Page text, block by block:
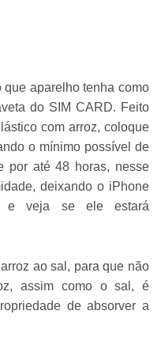
aparelho tenha como
do SIM CARD. Feito
com arroz, coloque
o mínimo possível de
por até 48 horas, nesse
deixando o iPhone
e veja se ele estará
ao sal, para que não
assim como o sal, é
de absorver a